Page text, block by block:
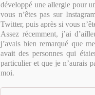
développé une allergie pour
vous n’êtes pas sur
Twitter, puis après si vous
Assez récemment, j’ai
j’avais bien remarqué que
avait des personnes qui
particulier et que je n’aurais
moi.